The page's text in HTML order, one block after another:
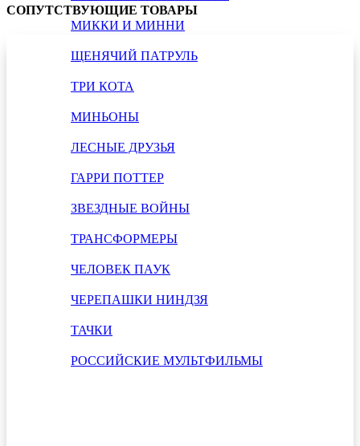
МИККИ И МИННИ
ЩЕНЯЧИЙ ПАТРУЛЬ
ТРИ КОТА
МИНЬОНЫ
ЛЕСНЫЕ ДРУЗЬЯ
ГАРРИ ПОТТЕР
ЗВЕЗДНЫЕ ВОЙНЫ
ТРАНСФОРМЕРЫ
ЧЕЛОВЕК ПАУК
ЧЕРЕПАШКИ НИНДЗЯ
ТАЧКИ
РОССИЙСКИЕ МУЛЬТФИЛЬМЫ
СОПУТСТВУЮЩИЕ ТОВАРЫ